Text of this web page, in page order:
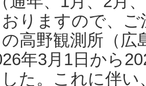
りますので、
高野観測所（
年3月1日から
た。これに伴い